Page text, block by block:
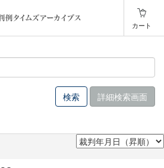
カート
詳細検索画面